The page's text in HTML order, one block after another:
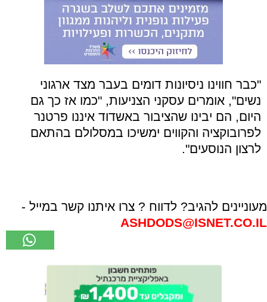
"כבר חווינו ניסיונות דומים בעבר מצד ארגוני
נשים", אומרים עסקני הצניעות, "כמו אז כך גם
היום, הם יבינו שהציבור באשדוד איננו פרטנר
לפרובוקציה והקווים ימשיכו במסלולם בהתאם
לרצון הנוסעים".
מעוניינים להגיב? לדווח ? צרו איתנו קשר במייל -
ASHDODS@ISNET.CO.IL